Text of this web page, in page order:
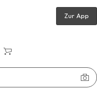
Zur App